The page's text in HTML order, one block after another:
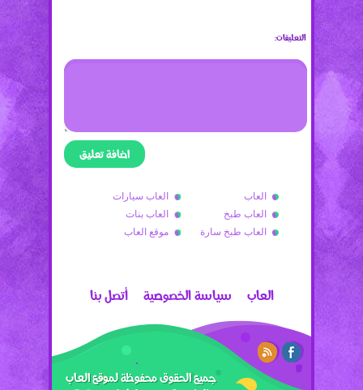
التعليقات:
العاب
العاب سيارات
العاب طبخ
العاب بنات
العاب طبخ سارة
موقع العاب
جميع الحقوق محفوظة لموقع العاب
العاب سياسة الخصوصية أتصل بنا